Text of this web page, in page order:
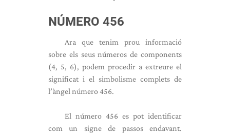
NÚMERO 456
Ara que tenim prou informació
sobre els seus números de components
(4, 5, 6), podem procedir a extreure el
significat i el simbolisme complets de
l’àngel número 456.
El número 456 es pot identificar
com un signe de passos endavant.